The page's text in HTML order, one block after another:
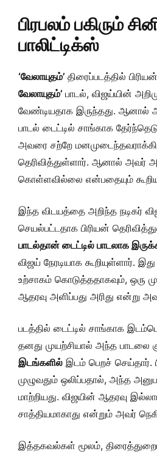
பிரபலம் பகிரும்
பாலிட்டிக்ஸ்
‘வேலாயுதம்’ திரைப்படத்தில்
வேலாயுதம்’ பாடல், விஜய்யின்
வேண்டியதாக இருந்தது. ஆனால்
பாடல் டைட்டில் சாங்காக
அவரை சற்றே
தெரிவித்துள்ளார். ஆனால் அவர்
கொள்ளவில்லை என்பதையும்
இந்த விடயத்தை அறிந்த நடிகர்
செயல்பட்டதாக பிரியன்
பாடல்தான் டைட்டில் பாடலாக
விஜய் நேரடியாக கூறியுள்ளார்.
உற்சாகம் கொடுத்ததாகவும், ஒரு
ஆதரவு அளிப்பது அரிது என்று
படத்தில் டைட்டில் சாங்காக
தனது முயற்சியால் அந்த பாடலை
இடங்களில் இடம் பெறச் செய்தார்.
முழுவதும் ஒலிப்பதால், அந்த
மாற்றியது. விஜயின் ஆதரவு
சாத்தியமாகாது என்றும் அவர்
இத்தகவல்கள் மூலம்,